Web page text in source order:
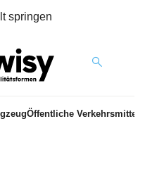
springen
Öffentliche Verkehrsmittel